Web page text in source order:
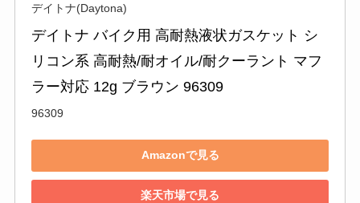
デイトナ(Daytona)
デイトナ バイク用 高耐熱液状ガスケット シ
リコン系 高耐熱/耐オイル/耐クーラント マフ
ラー対応 12g ブラウン 96309
96309
Amazonで見る
楽天市場で見る